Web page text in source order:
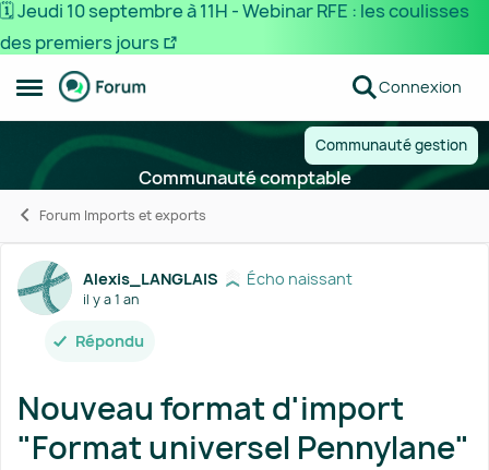
🗓️ Jeudi 10 septembre à 11H - Webinar RFE : les coulisses
des premiers jours
Ouvrir Menu Latéral
Passer au contenu Connexion
Communauté gestion
Communauté comptable
Forum Imports et exports
Forum Discussion
Alexis_LANGLAIS Écho naissant
il y a 1 an
Répondu
Nouveau format d'import
"Format universel Pennylane"